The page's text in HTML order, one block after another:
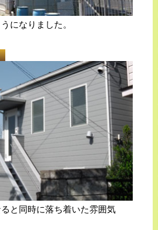
になりました。
と同時に落ち着いた雰囲気